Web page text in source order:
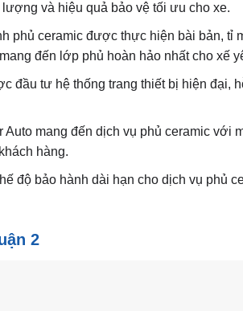
và hiệu quả bảo vệ tối ưu cho xe.
phủ ceramic được thực hiện bài bản, tỉ
đến lớp phủ hoàn hảo nhất cho xế
đầu tư hệ thống trang thiết bị hiện đại,
mang đến dịch vụ phủ ceramic với
hàng.
độ bảo hành dài hạn cho dịch vụ phủ
2